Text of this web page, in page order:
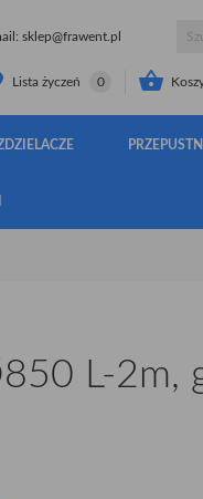
sklep@frawent.pl
Lista życzeń 0 
L-2m,